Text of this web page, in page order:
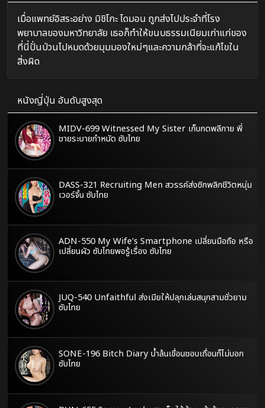
เมื่อแพทย์อิสระอย่าง มิชิโกะ ไดมอน ถูกส่งไปประจำที่โรง
พยาบาลของมหาวิทยาลัย เธอก็ทำให้ขนบธรรมเนียมเก่าแก่ของ
ที่นี่ปั่นป่วนไปหมดด้วยมุมมองใหม่ๆและความกล้าที่จะแก้ไขใน
สิ่งผิด
หนังญี่ปุ่น อันดับสูงสุด
MIDV-699 Witnessed My Sister เก็บกดพลีกาย พี่
ชายระบายกำหนัด ซับไทย
DASS-321 Recruiting Men สวรรค์ส่งซิกพลิกชีวิตหนุ่ม
เวอร์จิ้น ซับไทย
ADN-550 My Wife's Smartphone เปลี่ยนมือถือ หรือ
เปลี่ยนผัว ซับไทยพอรู้เรื่อง ซับไทย
JUQ-540 Unfaithful ส่งเมียให้ปลุกเล่นสนุกสามชั่วยาม
ซับไทย
SONE-196 Bitch Diary น้ำล้นเขื่อนชอบเถื่อนก็ไม่บอก
ซับไทย